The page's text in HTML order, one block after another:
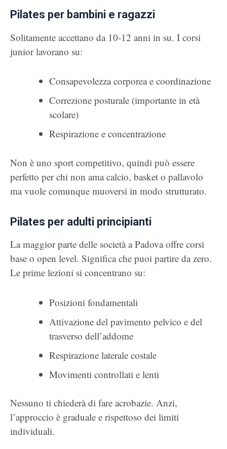
Pilates per bambini e ragazzi
Solitamente accettano da 10-12 anni in su. I corsi
junior lavorano su:
Consapevolezza corporea e coordinazione
Correzione posturale (importante in età
scolare)
Respirazione e concentrazione
Non è uno sport competitivo, quindi può essere
perfetto per chi non ama calcio, basket o pallavolo
ma vuole comunque muoversi in modo strutturato.
Pilates per adulti principianti
La maggior parte delle società a Padova offre corsi
base o open level. Significa che puoi partire da zero.
Le prime lezioni si concentrano su:
Posizioni fondamentali
Attivazione del pavimento pelvico e del
trasverso dell’addome
Respirazione laterale costale
Movimenti controllati e lenti
Nessuno ti chiederà di fare acrobazie. Anzi,
l’approccio è graduale e rispettoso dei limiti
individuali.